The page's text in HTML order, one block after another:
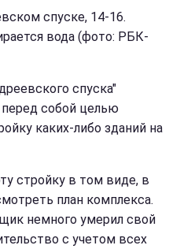
спуске, 14-16.
вода (фото: РБК-
спуска"
собой целью
каких-либо зданий на
стройку в том виде, в
план комплекса.
немного умерил свой
с учетом всех